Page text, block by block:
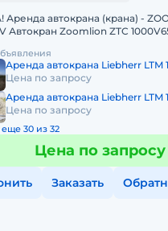
автокрана (крана) -
Автокран Zoomlion ZTC
Аренда автокрана Liebherr LTM
Цена по запросу
Аренда автокрана Liebherr LTM
Цена по запросу
еще 30 из 32
Цена по запросу
Заказать